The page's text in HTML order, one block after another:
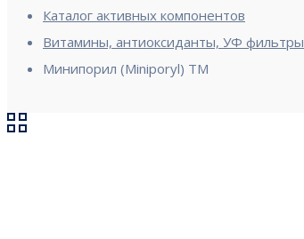
Каталог активных компонентов
Витамины, антиоксиданты, УФ фильтры
Минипорил (Miniporyl) TM